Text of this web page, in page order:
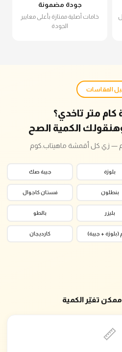
بكل
جودة مضمونة
خامات أصلية ممتازة بأعلى معايير
الجودة
المقاسات
متر تاخدي؟
الكمية الصح
بلوزة جيبة صك
بنطلون فستان كاجوال
بليزر بالطو
+ جيبة) كارديجان
📏